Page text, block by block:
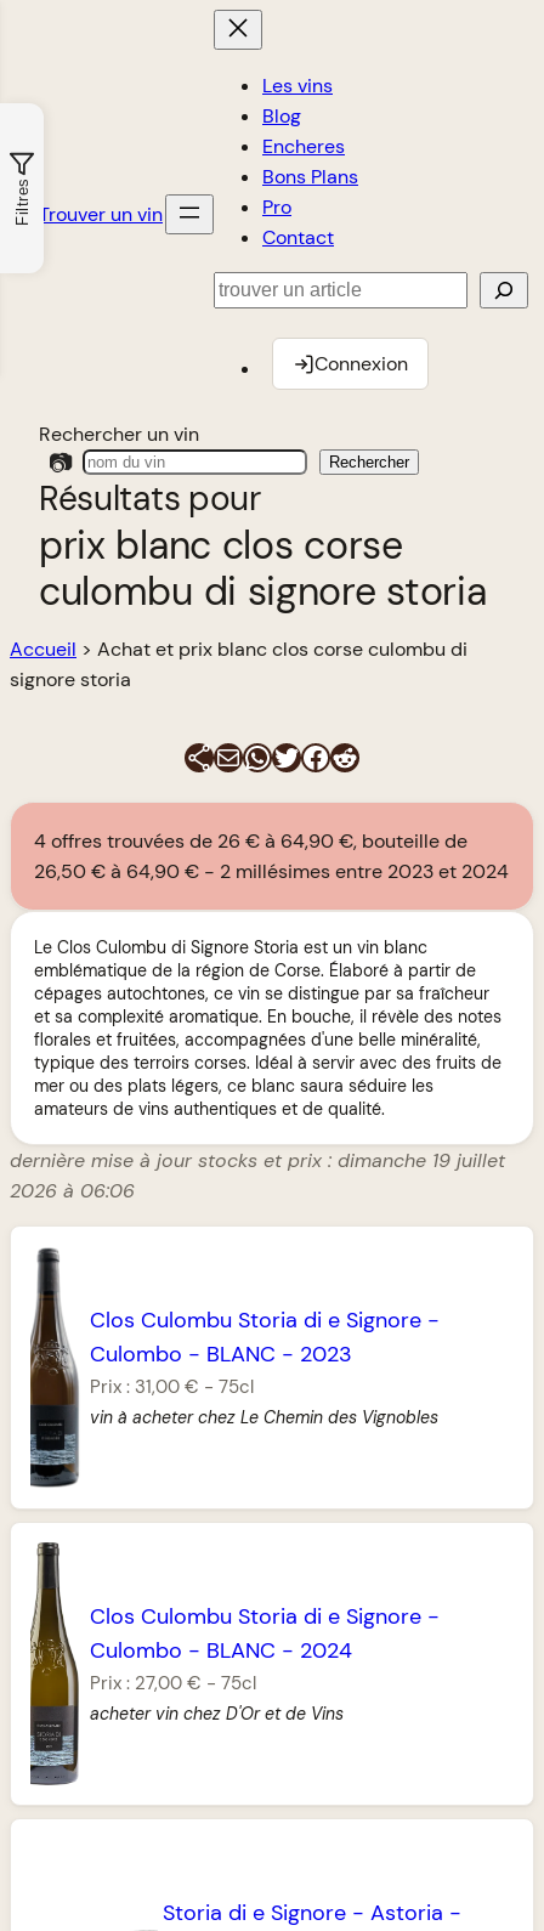
Trouver un vin
Les vins
Blog
Encheres
Bons Plans
Pro
Contact
Rechercher
Connexion
Rechercher un vin
📷 Rechercher
Résultats pour
prix blanc clos corse
culombu di signore storia
Accueil > Achat et prix blanc clos corse culombu di
signore storia
E-mailWhatsApp
Twitter
Facebook
Reddit
4 offres trouvées de 26 € à 64,90 €, bouteille de
26,50 € à 64,90 €
2 millésimes entre 2023 et 2024
Le Clos Culombu di Signore Storia est un vin blanc
emblématique de la région de Corse. Élaboré à partir de
cépages autochtones, ce vin se distingue par sa fraîcheur
et sa complexité aromatique. En bouche, il révèle des notes
florales et fruitées, accompagnées d'une belle minéralité,
typique des terroirs corses. Idéal à servir avec des fruits de
mer ou des plats légers, ce blanc saura séduire les
amateurs de vins authentiques et de qualité.
dernière mise à jour stocks et prix : dimanche 19 juillet
2026 à 06:06
Clos Culombu Storia di e Signore -
Culombo - BLANC - 2023
Prix : 31,00 € -75cl
vin à acheter chez Le Chemin des Vignobles
Clos Culombu Storia di e Signore -
Culombo - BLANC - 2024
Prix : 27,00 € -75cl
acheter vin chez D'Or et de Vins
Storia di e Signore -Astoria -
Filtres